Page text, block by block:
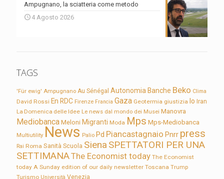
Ampugnano, la sciatteria come metodo
4 Agosto 2026
TAGS
'Für ewig' Ampugnano Au Sénégal Autonomia Banche Beko Clima
David Rossi En RDC Firenze Francia Gaza Geotermia giustizia Io Iran
La Domenica delle Idee Le news dal mondo dei Musei Manovra
Mediobanca Meloni Migranti Moda Mps Mps-Mediobanca
Multiutility News Palio Pd Piancastagnaio Pnrr press
Rai Roma Sanità Scuola Siena SPETTATORI PER UNA
SETTIMANAThe Economist today The Economist
today A Sunday edition of our daily newsletter Toscana Trump
Turismo Università Venezia